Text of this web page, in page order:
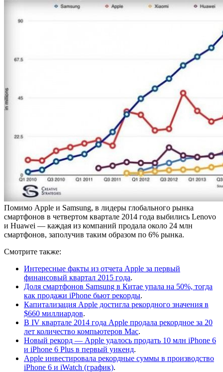
Помимо Apple и Samsung, в лидеры глобального рынка
смартфонов в четвертом квартале 2014 года выбились Lenovo
и Huawei — каждая из компаний продала около 24 млн
смартфонов, заполучив таким образом по 6% рынка.
Смотрите также:
Интересные факты из отчета Apple за первый
финансовый квартал 2015 года.
Доля смартфонов Samsung в Китае упала на 50%, тогда
как продажи iPhone бьют рекорды.
Капитализация Apple достигла рекордного значения в
$660 миллиардов.
В IV квартале 2014 года Apple продала рекордное за 20
лет количество компьютеров Mac.
Новый рекорд — Apple удалось продать 10 млн iPhone 6
и iPhone 6 Plus в первый уикенд.
Apple инвестировала рекордные суммы в производство
iPhone 6 и iWatch (график).